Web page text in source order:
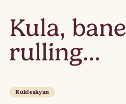
Kula,
rulling…
Rukleskyan